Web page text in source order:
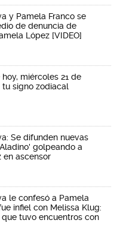
y Pamela Franco se
de denuncia de
López [VIDEO]
miércoles 21 de
tu signo zodiacal
Se difunden nuevas
golpeando a
en ascensor
le confesó a Pamela
infiel con Melissa Klug:
tuvo encuentros con